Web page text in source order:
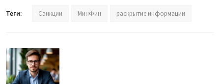
Теги: Санкции МинФин раскрытие информации